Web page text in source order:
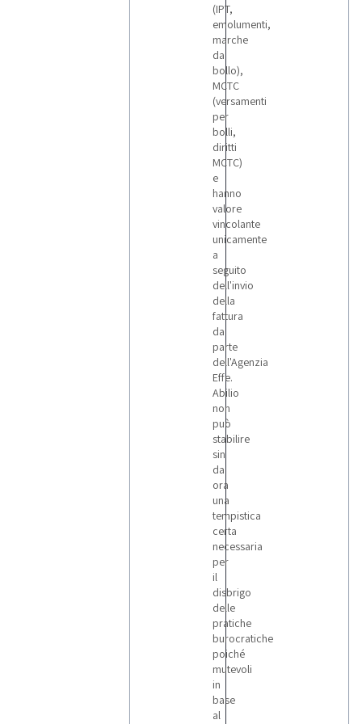
(IPT,
emolumenti,
marche
da
bollo),
MCTC
(versamenti
per
bolli,
diritti
MCTC)
e
hanno
valore
vincolante
unicamente
a
seguito
dell'invio
della
fattura
da
parte
dell'Agenzia
Effe.
Abilio
non
può
stabilire
sin
da
ora
una
tempistica
certa
necessaria
per
il
disbrigo
delle
pratiche
burocratiche
poiché
mutevoli
in
base
al